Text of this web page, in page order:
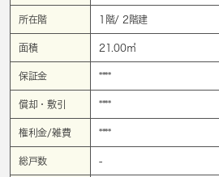
所在階 1階/ 2階建
面積 21.00㎡
保証金 ****
償却・敷引 ****
権利金/雑費 ****
総戸数 -